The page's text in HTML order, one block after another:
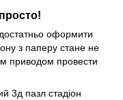
оформити
з паперу стане не
приводом провести
3д пазл стадіон